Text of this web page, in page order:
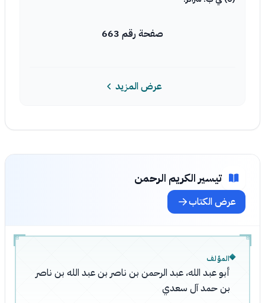
صفحة رقم 663
عرض المزيد
تيسير الكريم الرحمن
عرض الكتاب
المؤلف
أبو عبد الله، عبد الرحمن بن ناصر بن عبد الله بن ناصر
بن حمد آل سعدي